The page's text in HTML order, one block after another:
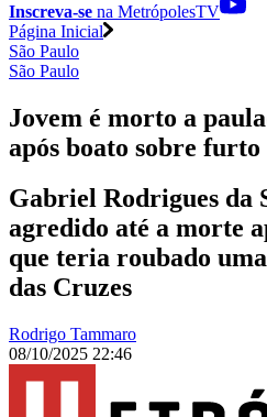
Inscreva-se na MetrópolesTV
Página Inicial
São Paulo
São Paulo
Jovem é morto a
após boato sobre furto
Gabriel Rodrigues da
agredido até a morte
que teria roubado
das Cruzes
Rodrigo Tammaro
08/10/2025 22:46